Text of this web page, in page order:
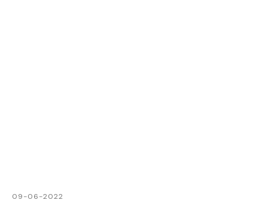
09-06-2022